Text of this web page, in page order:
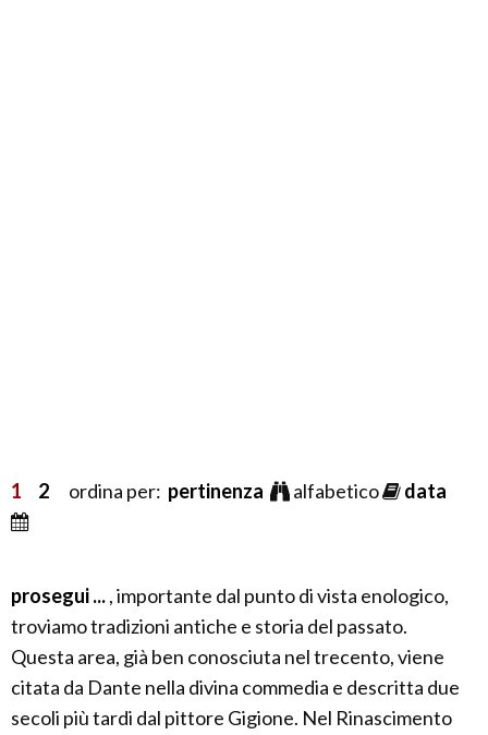
1 2 ordina per: pertinenza alfabetico data
prosegui ..., importante dal punto di vista enologico,
troviamo tradizioni antiche e storia del passato.
Questa area, già ben conosciuta nel trecento, viene
citata da Dante nella divina commedia e descritta due
secoli più tardi dal pittore Gigione. Nel Rinascimento